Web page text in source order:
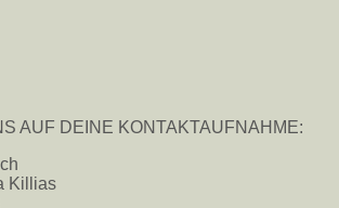
AUF DEINE KONTAKTAUFNAHME:
Killias